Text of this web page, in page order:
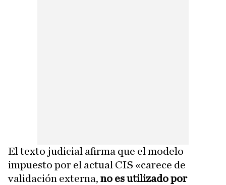
El texto judicial afirma que el modelo
impuesto por el actual CIS «carece de
validación externa, no es utilizado por